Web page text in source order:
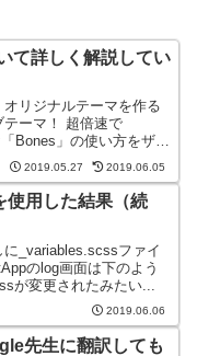
て詳しく解説してい
リジナルテーマを作る
ーマ！ 超倍速で
Bones」の使い方をザッ
2019.05.27 2019.06.05
用した結果（続
_variables.scssファイ
のlog画面は下のよう
が変更されたみたい...
2019.06.06
先生に翻訳しても